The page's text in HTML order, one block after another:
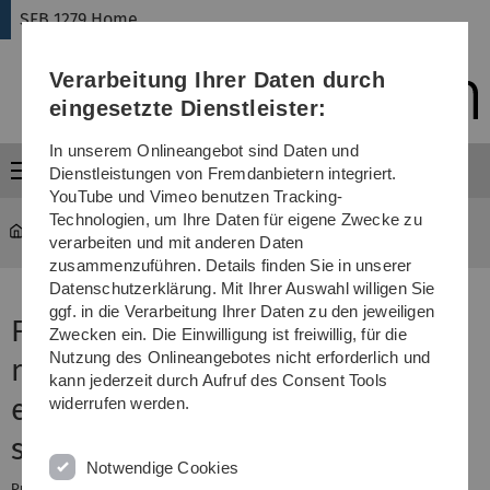
Direkt
Direkt
Direkt
(Sprache,
Drucken,
Media)
Direkt
Direkt
SFB 1279 Home
Menü
SFB 1279 Home 240516 visit Özkale Edelmann
Follow the light: Laser-activated
nanorobots for tissue
engineering and temperature
sensing.
Verarbeitung Ihrer Daten durch
eingesetzte Dienstleister:
In unserem Onlineangebot sind Daten und
Dienstleistungen von Fremdanbietern integriert.
YouTube und Vimeo benutzen Tracking-
Technologien, um Ihre Daten für eigene Zwecke zu
verarbeiten und mit anderen Daten
zusammenzuführen. Details finden Sie in unserer
Datenschutzerklärung. Mit Ihrer Auswahl willigen Sie
ggf. in die Verarbeitung Ihrer Daten zu den jeweiligen
Zwecken ein. Die Einwilligung ist freiwillig, für die
Nutzung des Onlineangebotes nicht erforderlich und
kann jederzeit durch Aufruf des Consent Tools
widerrufen werden.
Notwendige Cookies